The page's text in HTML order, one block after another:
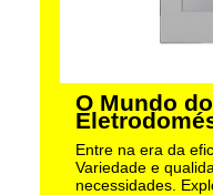
O Mundo
Entre na era da
Variedade e
necessidades.